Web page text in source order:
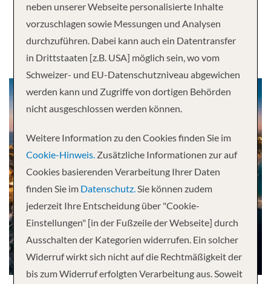
Mexiko
neben unserer Webseite personalisierte Inhalte
vorzuschlagen sowie Messungen und Analysen
durchzuführen. Dabei kann auch ein Datentransfer
in Drittstaaten [z.B. USA] möglich sein, wo vom
Schweizer- und EU-Datenschutzniveau abgewichen
werden kann und Zugriffe von dortigen Behörden
nicht ausgeschlossen werden können.
Weitere Information zu den Cookies finden Sie im
Cookie-Hinweis. Zusätzliche Informationen zur auf
Cookies basierenden Verarbeitung Ihrer Daten
finden Sie im Datenschutz.Sie können zudem
jederzeit Ihre Entscheidung über "Cookie-
Einstellungen" [in der Fußzeile der Webseite] durch
Ausschalten der Kategorien widerrufen. Ein solcher
Widerruf wirkt sich nicht auf die Rechtmäßigkeit der
bis zum Widerruf erfolgten Verarbeitung aus. Soweit